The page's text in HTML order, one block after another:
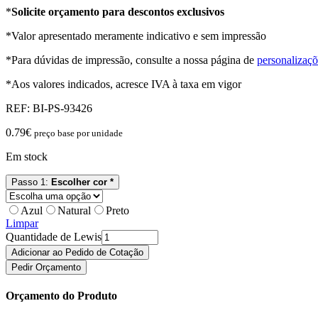
*Solicite orçamento para descontos exclusivos
*Valor apresentado meramente indicativo e sem impressão
*Para dúvidas de impressão, consulte a nossa página de
*Aos valores indicados, acresce IVA à taxa em vigor
REF: BI-PS-93426
0.79€ preço base por unidade
Em stock
Passo 1: Escolher cor *
Azul Natural
Preto
Limpar
Quantidade de Lewis
Adicionar ao Pedido de Cotação
Pedir Orçamento
Orçamento do Produto